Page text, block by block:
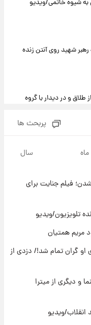
شیوه خاتمی/ویدیو
شهید روی آنتن زنده
طلاق و در دیدار با گروه
یوفا
عکس
پربحث ها
ماه سال
فیلم جنایت برای
تلویزیون/ویدیو
مریم همتیان
او گران تمام شد!/ دزدی از
و دیگری از میترا
انقلاب/ویدیو